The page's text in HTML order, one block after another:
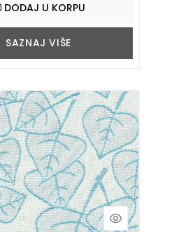
DODAJ U KORPU
SAZNAJ VIŠE